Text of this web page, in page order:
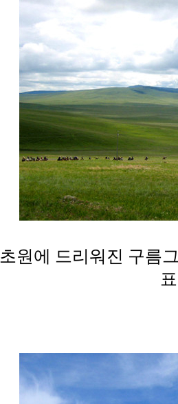
초원에 드리워진 구름